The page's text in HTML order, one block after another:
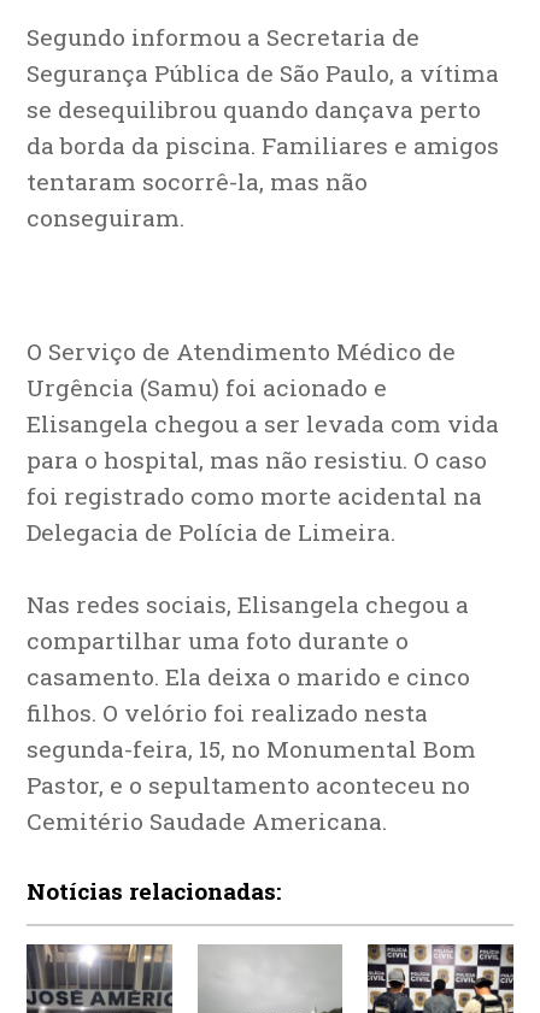
Segundo informou a Secretaria de
Segurança Pública de São Paulo, a vítima
se desequilibrou quando dançava perto
da borda da piscina. Familiares e amigos
tentaram socorrê-la, mas não
conseguiram.
O Serviço de Atendimento Médico de
Urgência (Samu) foi acionado e
Elisangela chegou a ser levada com vida
para o hospital, mas não resistiu. O caso
foi registrado como morte acidental na
Delegacia de Polícia de Limeira.
Nas redes sociais, Elisangela chegou a
compartilhar uma foto durante o
casamento. Ela deixa o marido e cinco
filhos. O velório foi realizado nesta
segunda-feira, 15, no Monumental Bom
Pastor, e o sepultamento aconteceu no
Cemitério Saudade Americana.
Notícias relacionadas: